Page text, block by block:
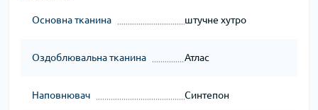
Основна тканина штучне хутро
Оздоблювальна тканина Атлас
Наповнювач Синтепон